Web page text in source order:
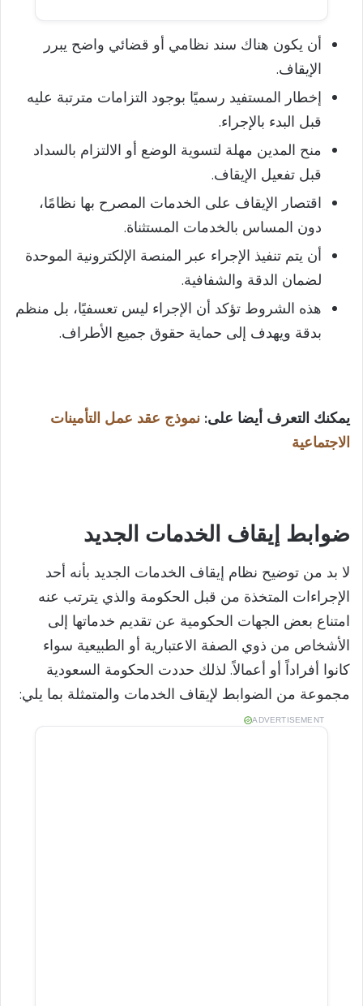
أن يكون هناك سند نظامي أو قضائي واضح يبرر
الإيقاف.
إخطار المستفيد رسميًا بوجود التزامات مترتبة عليه
قبل البدء بالإجراء.
منح المدين مهلة لتسوية الوضع أو الالتزام بالسداد
قبل تفعيل الإيقاف.
اقتصار الإيقاف على الخدمات المصرح بها نظامًا،
دون المساس بالخدمات المستثناة.
أن يتم تنفيذ الإجراء عبر المنصة الإلكترونية الموحدة
لضمان الدقة والشفافية.
هذه الشروط تؤكد أن الإجراء ليس تعسفيًا، بل منظم
بدقة ويهدف إلى حماية حقوق جميع الأطراف.
يمكنك التعرف أيضا على: نموذج عقد عمل التأمينات
الاجتماعية​
ضوابط إيقاف الخدمات الجديد
لا بد من توضيح نظام إيقاف الخدمات الجديد بأنه أحد
الإجراءات المتخذة من قبل الحكومة والذي يترتب عنه
امتناع بعض الجهات الحكومية عن تقديم خدماتها إلى
الأشخاص من ذوي الصفة الاعتبارية أو الطبيعية سواء
كانوا أفراداً أو أعمالاً. لذلك حددت الحكومة السعودية
مجموعة من الضوابط لإيقاف الخدمات والمتمثلة بما يلي:
ADVERTISEMENT